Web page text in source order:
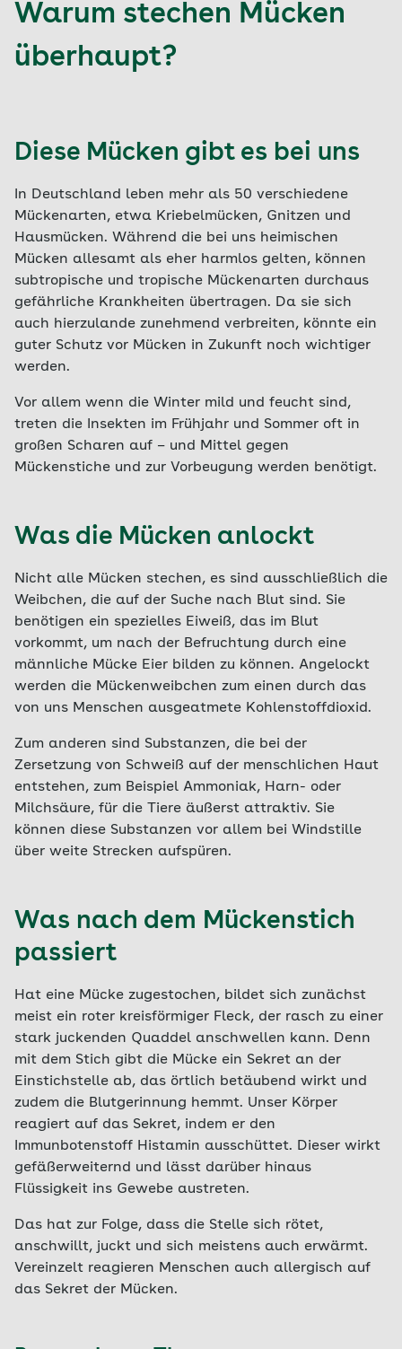
Warum stechen Mücken
überhaupt?
Diese Mücken gibt es bei uns
In Deutschland leben mehr als 50 verschiedene
Mückenarten, etwa Kriebelmücken, Gnitzen und
Hausmücken. Während die bei uns heimischen
Mücken allesamt als eher harmlos gelten, können
subtropische und tropische Mückenarten durchaus
gefährliche Krankheiten übertragen. Da sie sich
auch hierzulande zunehmend verbreiten, könnte ein
guter Schutz vor Mücken in Zukunft noch wichtiger
werden.
Vor allem wenn die Winter mild und feucht sind,
treten die Insekten im Frühjahr und Sommer oft in
großen Scharen auf – und Mittel gegen
Mückenstiche und zur Vorbeugung werden benötigt.
Was die Mücken anlockt
Nicht alle Mücken stechen, es sind ausschließlich die
Weibchen, die auf der Suche nach Blut sind. Sie
benötigen ein spezielles Eiweiß, das im Blut
vorkommt, um nach der Befruchtung durch eine
männliche Mücke Eier bilden zu können. Angelockt
werden die Mückenweibchen zum einen durch das
von uns Menschen ausgeatmete Kohlenstoffdioxid.
Zum anderen sind Substanzen, die bei der
Zersetzung von Schweiß auf der menschlichen Haut
entstehen, zum Beispiel Ammoniak, Harn- oder
Milchsäure, für die Tiere äußerst attraktiv. Sie
können diese Substanzen vor allem bei Windstille
über weite Strecken aufspüren.
Was nach dem Mückenstich
passiert
Hat eine Mücke zugestochen, bildet sich zunächst
meist ein roter kreisförmiger Fleck, der rasch zu einer
stark juckenden Quaddel anschwellen kann. Denn
mit dem Stich gibt die Mücke ein Sekret an der
Einstichstelle ab, das örtlich betäubend wirkt und
zudem die Blutgerinnung hemmt. Unser Körper
reagiert auf das Sekret, indem er den
Immunbotenstoff Histamin ausschüttet. Dieser wirkt
gefäßerweiternd und lässt darüber hinaus
Flüssigkeit ins Gewebe austreten.
Das hat zur Folge, dass die Stelle sich rötet,
anschwillt, juckt und sich meistens auch erwärmt.
Vereinzelt reagieren Menschen auch allergisch auf
das Sekret der Mücken.